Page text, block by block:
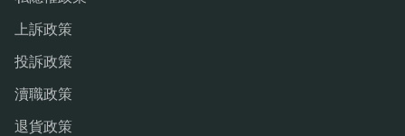
上訴政策
投訴政策
瀆職政策
退貨政策